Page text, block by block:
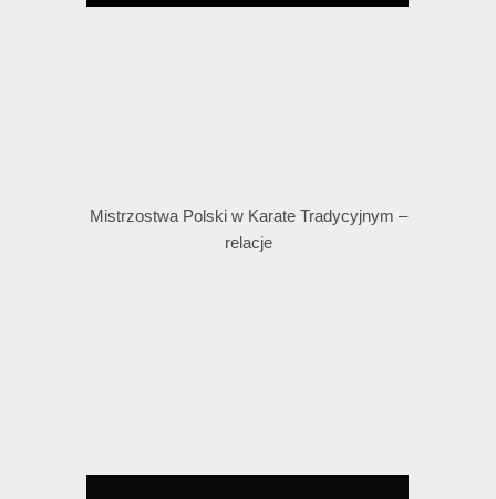
Mistrzostwa Polski w Karate Tradycyjnym –
relacje